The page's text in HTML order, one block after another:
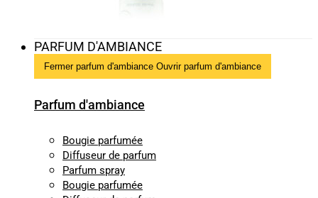
PARFUM D'AMBIANCE
Fermer parfum d'ambiance Ouvrir parfum d'ambiance
Parfum d'ambiance
Bougie parfumée
Diffuseur de parfum
Parfum spray
Bougie parfumée